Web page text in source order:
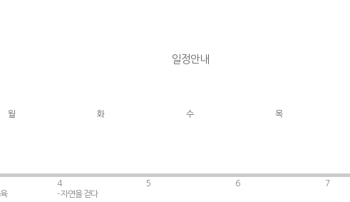
일정안내
월 화 수 목
4
- 자연을 걷다
5 6 7